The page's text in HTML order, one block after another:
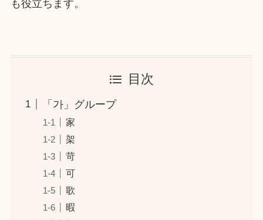
も役立ちます。
目次
「가」グループ
家
架
苛
可
歌
暇